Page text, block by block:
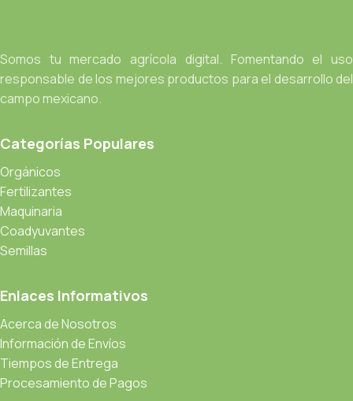
Somos tu mercado agrícola digital. Fomentando el uso
responsable de los mejores productos para el desarrollo del
campo mexicano.
Categorías Populares
Orgánicos
Fertilizantes
Maquinaria
Coadyuvantes
Semillas
Enlaces Informativos
Acerca de Nosotros
Información de Envíos
Tiempos de Entrega
Procesamiento de Pagos